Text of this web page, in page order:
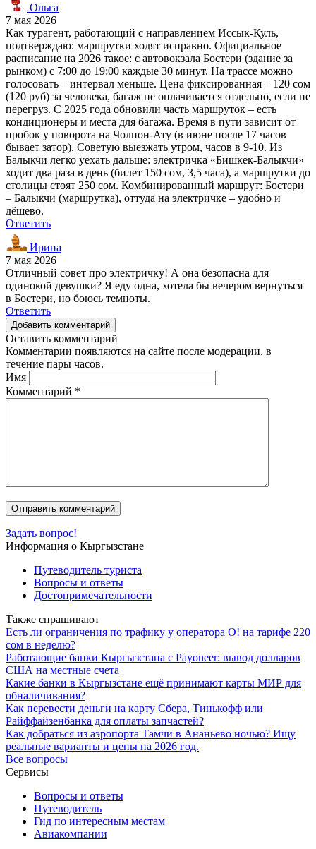
Ольга
7 мая 2026
Как турагент, работающий с направлением Иссык-Куль,
подтверждаю: маршрутки ходят исправно. Официальное
расписание на 2026 такое: с автовокзала Бостери (здание за
рынком) с 7:00 до 19:00 каждые 30 минут. На трассе можно
голосовать – интервал меньше. Цена фиксированная – 120 сом
(120 руб) за человека, багаж не оплачивается отдельно, если не
перегруз. С 2025 года обновили часть маршруток – есть
кондиционеры и места для багажа. Время в пути зависит от
пробок у поворота на Чолпон-Ату (в июне после 17 часов
бывает затор). Советую выезжать утром, часов в 9-10. Из
Балыкчи легко уехать дальше: электричка «Бишкек-Балыкчи»
ходит два раза в день (билет 150 сом, 3,5 часа), а маршрутки до
столицы стоят 250 сом. Комбинированный маршрут: Бостери
– Балыкчи (маршрутка), оттуда на электричке – удобно и
дёшево.
Ответить
Ирина
7 мая 2026
Отличный совет про электричку! А она безопасна для
одинокой девушки? Я еду одна, хотела бы вечером вернуться
в Бостери, но боюсь темноты.
Ответить
Добавить комментарий
Оставить комментарий
Комментарии появляются на сайте после модерации, в
течение пары часов.
Имя
Комментарий *
Задать вопрос!
Информация о Кыргызстане
Путеводитель туриста
Вопросы и ответы
Достопримечательности
Также спрашивают
Есть ли ограничения по трафику у оператора О! на тарифе 220
сом в неделю?
Работающие банки Кыргызстана с Payoneer: вывод долларов
США на местные счета
Какие банки в Кыргызстане ещё принимают карты МИР для
обналичивания?
Как перевести деньги на карту Сбера, Тинькофф или
Райффайзенбанка для оплаты запчастей?
Как добраться из аэропорта Тамчи в Ананьево ночью? Ищу
реальные варианты и цены на 2026 год.
Все вопросы
Сервисы
Вопросы и ответы
Путеводитель
Гид по интересным местам
Авиакомпании